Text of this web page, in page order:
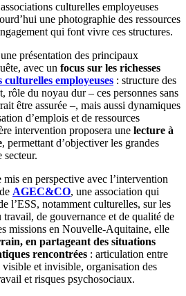
culturelles employeuses
une photographie des ressources
qui font vivre ces structures.
présentation des principaux
avec un focus sur les richesses
culturelles employeuses : structure des
rôle du noyau dur – ces personnes sans
être assurée –, mais aussi dynamiques
d’emplois et de ressources
intervention proposera une lecture à
, permettant d’objectiver les grandes
secteur.
mis en perspective avec l’intervention
AGEC&CO, une association qui
l’ESS, notamment culturelles, sur les
travail, de gouvernance et de qualité de
missions en Nouvelle-Aquitaine, elle
en partageant des situations
rencontrées : articulation entre
et invisible, organisation des
et risques psychosociaux.